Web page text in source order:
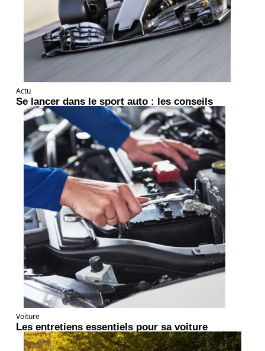
Actu
Se lancer dans le sport auto : les conseils
Voiture
Les entretiens essentiels pour sa voiture